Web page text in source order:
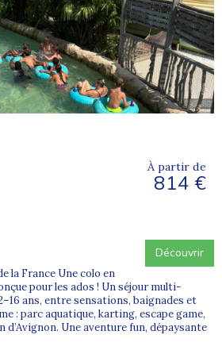
À partir de
814 €
Découvrir
la France Une colo en
pour les ados ! Un séjour multi-
ans, entre sensations, baignades et
: parc aquatique, karting, escape game,
Une aventure fun, dépaysante